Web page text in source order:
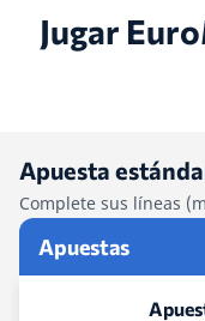
Jugar
Apuesta
Complete sus líneas
Apuestas